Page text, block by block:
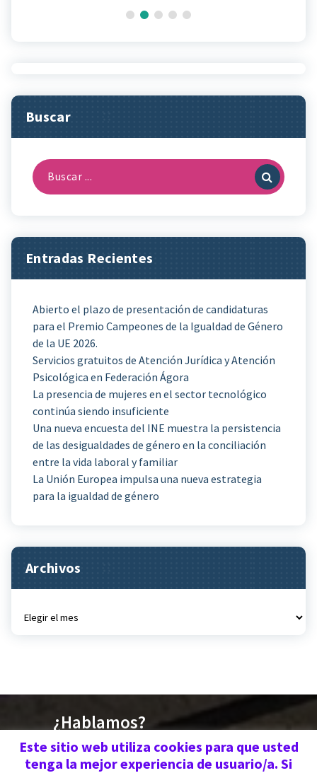
Buscar
Buscar:
Entradas Recientes
Abierto el plazo de presentación de candidaturas
para el Premio Campeones de la Igualdad de Género
de la UE 2026.
Servicios gratuitos de Atención Jurídica y Atención
Psicológica en Federación Ágora
La presencia de mujeres en el sector tecnológico
continúa siendo insuficiente
Una nueva encuesta del INE muestra la persistencia
de las desigualdades de género en la conciliación
entre la vida laboral y familiar
La Unión Europea impulsa una nueva estrategia
para la igualdad de género
Archivos
¿Hablamos?
676 030 719 | 670 773
Este sitio web utiliza cookies para que usted
tenga la mejor experiencia de usuario/a. Si